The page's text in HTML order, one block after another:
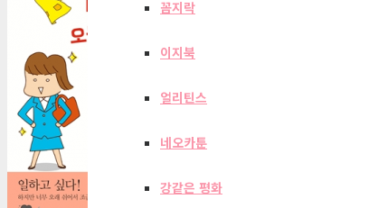
꼼지락
이지북
얼리틴스
네오카툰
강같은 평화